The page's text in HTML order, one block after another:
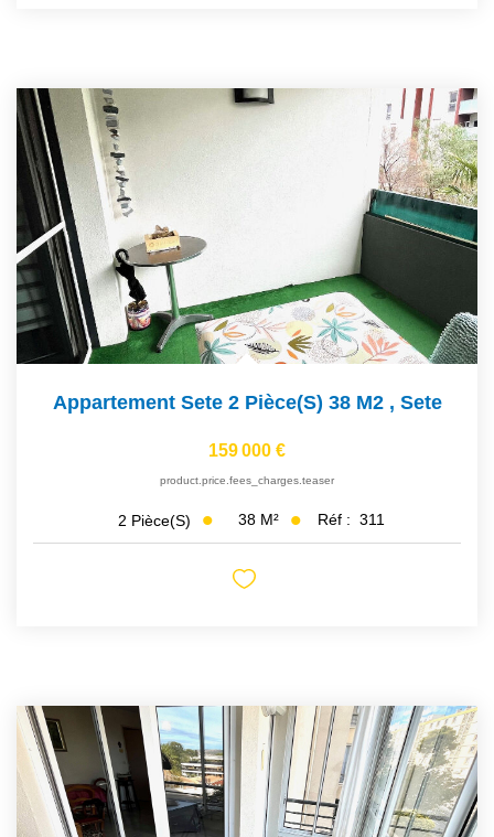
Appartement Sete 2 Pièce(s) 38 M2 , Sete
159 000 €
product.price.fees_charges.teaser
2 Pièce(s) 38 M² Réf : 311